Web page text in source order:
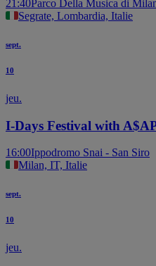
21:40Parco Della Musica di
Segrate, Lombardia, Italie
sept.
10
jeu.
I-Days Festival with
16:00Ippodromo Snai - San Siro
Milan, IT, Italie
sept.
10
jeu.